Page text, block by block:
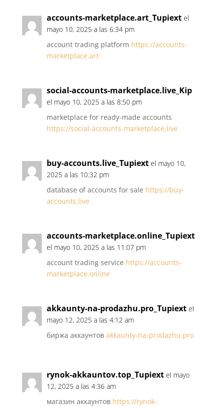
accounts-marketplace.art_Tupiext el
mayo 10, 2025 a las 6:34 pm
account trading platform https://accounts-
marketplace.art
social-accounts-marketplace.live_Kip
el mayo 10, 2025 a las 8:50 pm
marketplace for ready-made accounts
https://social-accounts-marketplace.live
buy-accounts.live_Tupiext el mayo 10,
2025 a las 10:32 pm
database of accounts for sale https://buy-
accounts.live
accounts-marketplace.online_Tupiext
el mayo 10, 2025 a las 11:07 pm
account trading service https://accounts-
marketplace.online
akkaunty-na-prodazhu.pro_Tupiext el
mayo 12, 2025 a las 4:12 am
биржа аккаунтов akkaunty-na-prodazhu.pro
rynok-akkauntov.top_Tupiext el mayo
12, 2025 a las 4:36 am
магазин аккаунтов https://rynok-